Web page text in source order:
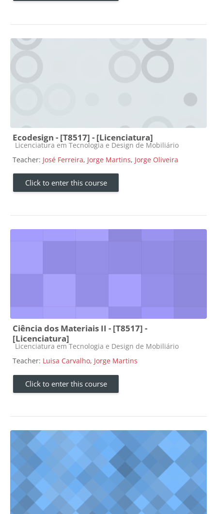
Ecodesign - [T8517] - [Licenciatura]
Course category
Licenciatura em Tecnologia e Design de Mobiliário
Teacher: José Ferreira, Jorge Martins, Jorge Oliveira
Click to enter this course
Ciência dos Materiais II - [T8517] -
[Licenciatura]
Course category
Licenciatura em Tecnologia e Design de Mobiliário
Teacher: Luisa Carvalho, Jorge Martins
Click to enter this course